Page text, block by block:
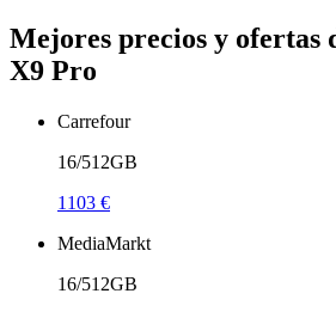
Mejores precios y ofertas
X9 Pro
Carrefour
16/512GB
1103 €
MediaMarkt
16/512GB